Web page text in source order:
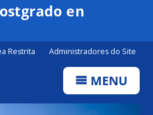
en
Restrita Administradores do Site
MENU